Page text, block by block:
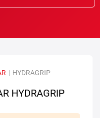
| HYDRAGRIP
HYDRAGRIP